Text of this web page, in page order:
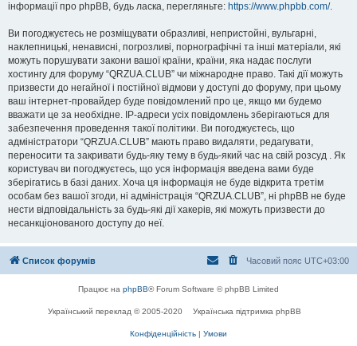
інформації про phpBB, будь ласка, перегляньте: https://www.phpbb.com/.
Ви погоджуєтесь не розміщувати образливі, непристойні, вульгарні,
наклепницькі, ненависні, погрозливі, порнографічні та інші матеріали, які
можуть порушувати закони вашої країни, країни, яка надає послуги
хостингу для форуму “QRZUA.CLUB” чи міжнародне право. Такі дії можуть
призвести до негайної і постійної відмови у доступі до форуму, при цьому
ваш інтернет-провайдер буде повідомлений про це, якщо ми будемо
вважати це за необхідне. IP-адреси усіх повідомлень зберігаються для
забезпечення проведення такої політики. Ви погоджуєтесь, що
адміністратори “QRZUA.CLUB” мають право видаляти, редагувати,
переносити та закривати будь-яку тему в будь-який час на свій розсуд . Як
користувач ви погоджуєтесь, що уся інформація введена вами буде
зберігатись в базі даних. Хоча ця інформація не буде відкрита третім
особам без вашої згоди, ні адміністрація “QRZUA.CLUB”, ні phpBB не буде
нести відповідальність за будь-які дії хакерів, які можуть призвести до
несанкціонованого доступу до неї.
Список форумів Часовий пояс UTC+03:00
Працює на phpBB® Forum Software © phpBB Limited
Український переклад © 2005-2020 Українська підтримка phpBB
Конфіденційність | Умови